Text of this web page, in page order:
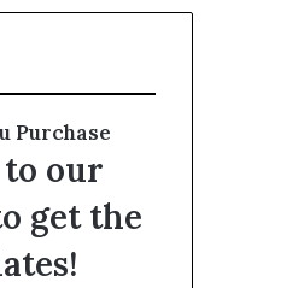
Purchase
our
get the